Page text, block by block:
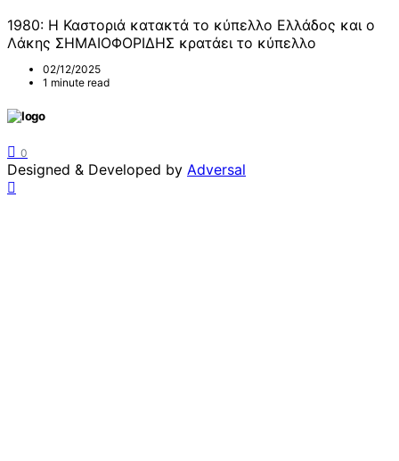
1980: Η Καστοριά κατακτά το κύπελλο Ελλάδος και ο
Λάκης ΣΗΜΑΙΟΦΟΡΙΔΗΣ κρατάει το κύπελλο
02/12/2025
1 minute read
0
Designed & Developed by Adversal